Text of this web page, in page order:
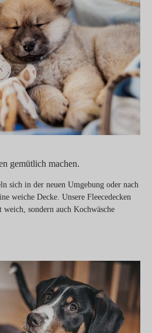
gemütlich machen.
sich in der neuen Umgebung oder nach
weiche Decke. Unsere Fleecedecken
sondern auch Kochwäsche